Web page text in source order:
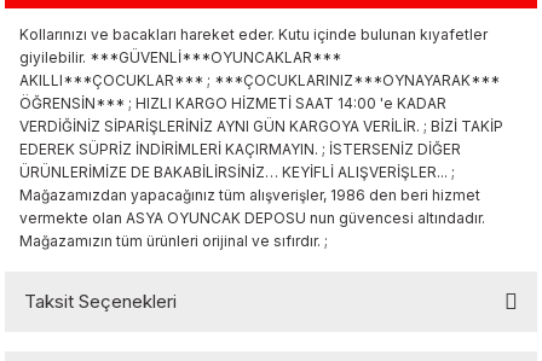
- Dolma Kalem - Pilot Kalemler
& Şekilgeç
Kollarınızı ve bacakları hareket eder. Kutu içinde bulunan kıyafetler
giyilebilir. ***GÜVENLİ***OYUNCAKLAR***
AKILLI***ÇOCUKLAR*** ; ***ÇOCUKLARINIZ***OYNAYARAK***
ÖĞRENSİN*** ; HIZLI KARGO HİZMETİ SAAT 14:00 'e KADAR
VERDİĞİNİZ SİPARİŞLERİNİZ AYNI GÜN KARGOYA VERİLİR. ; BİZİ TAKİP
EDEREK SÜPRİZ İNDİRİMLERİ KAÇIRMAYIN. ; İSTERSENİZ DİĞER
ÜRÜNLERİMİZE DE BAKABİLİRSİNİZ… KEYİFLİ ALIŞVERİŞLER... ;
Mağazamızdan yapacağınız tüm alışverişler, 1986 den beri hizmet
vermekte olan ASYA OYUNCAK DEPOSU nun güvencesi altındadır.
Mağazamızın tüm ürünleri orijinal ve sıfırdır. ;
Taksit Seçenekleri